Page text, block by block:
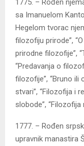
1775. – Rođen
sa Imanuelom
Hegelom tvorac
filozofiju prirode”,
prirodne filozofije”,
“Predavanja o
filozofije”, “Bruno
stvari”, “Filozofija i
slobode”, “Filozofija
1777. – Rođen
upravnik manastira